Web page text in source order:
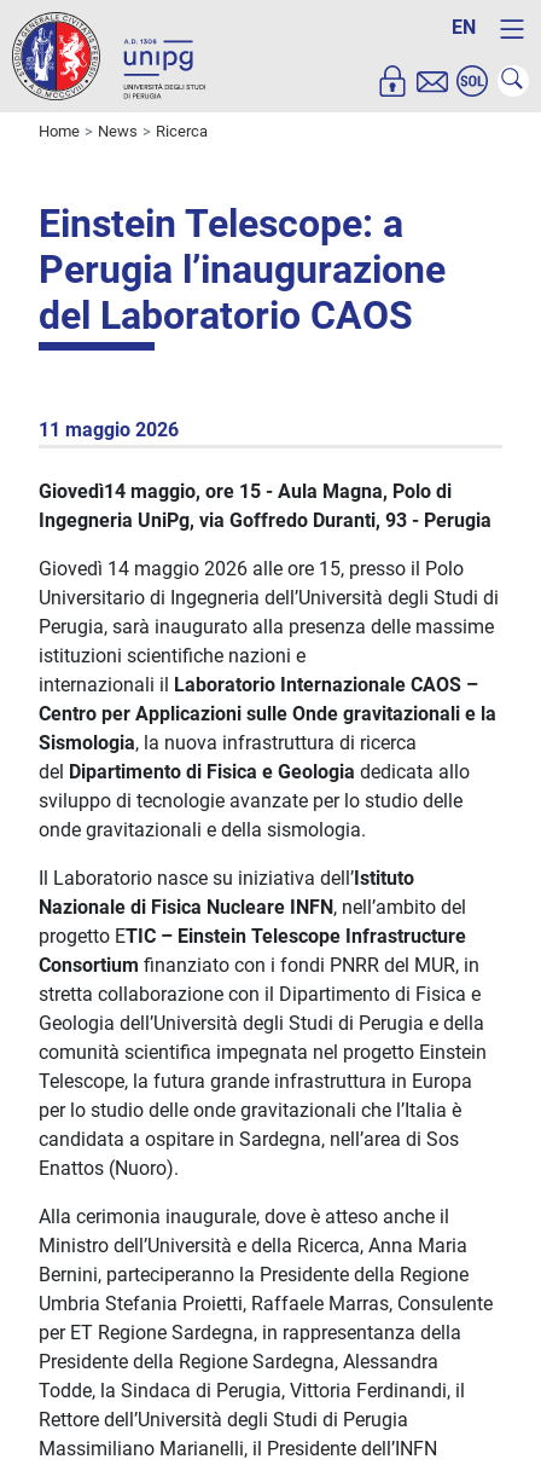
EN
Home News Ricerca
Einstein Telescope: a
Perugia l’inaugurazione
del Laboratorio CAOS
11 maggio 2026
Giovedì14 maggio, ore 15 - Aula Magna, Polo di
Ingegneria UniPg, via Goffredo Duranti, 93 - Perugia
Giovedì 14 maggio 2026 alle ore 15, presso il Polo
Universitario di Ingegneria dell’Università degli Studi di
Perugia, sarà inaugurato alla presenza delle massime
istituzioni scientifiche nazioni e
internazionali il
Laboratorio Internazionale CAOS –
Centro per Applicazioni sulle Onde gravitazionali e la
Sismologia, la nuova infrastruttura di ricerca
del Dipartimento di Fisica e Geologia dedicata allo
sviluppo di tecnologie avanzate per lo studio delle
onde gravitazionali e della sismologia.
Il Laboratorio nasce su iniziativa dell’ Istituto
Nazionale di Fisica Nucleare INFN , nell’ambito del
progetto ETIC – Einstein Telescope Infrastructure
Consortium finanziato con i fondi PNRR del MUR, in
stretta collaborazione con il Dipartimento di Fisica e
Geologia dell’Università degli Studi di Perugia e della
comunità scientifica impegnata nel progetto Einstein
Telescope, la futura grande infrastruttura in Europa
per lo studio delle onde gravitazionali che l’Italia è
candidata a ospitare in Sardegna, nell’area di Sos
Enattos (Nuoro).
Alla cerimonia inaugurale, dove è atteso anche il
Ministro dell’Università e della Ricerca, Anna Maria
Bernini, parteciperanno la Presidente della Regione
Umbria Stefania Proietti, Raffaele Marras, Consulente
per ET Regione Sardegna, in rappresentanza della
Presidente della Regione Sardegna, Alessandra
Todde, la Sindaca di Perugia, Vittoria Ferdinandi, il
Rettore dell’Università degli Studi di Perugia
Massimiliano Marianelli, il Presidente dell’INFN